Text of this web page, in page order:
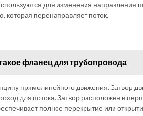
для изменения направления
которая перенаправляет поток.
фланец для трубопровода
прямолинейного движения. Затвор
для потока. Затвор расположен в
полное перекрытие или